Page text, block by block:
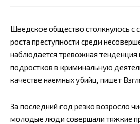
Шведское общество столкнулось с
роста преступности среди
наблюдается тревожная тенденция
подростков в криминальную
качестве наемных убийц, пишет
За последний год резко возросло
молодые люди совершали тяжкие